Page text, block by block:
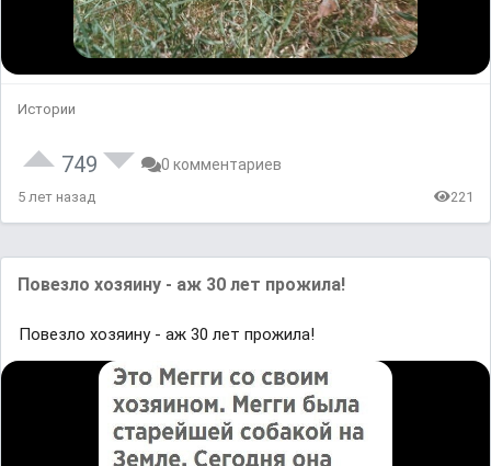
Истории
749 0 комментариев
5 лет назад 221
Повезло хозяину - аж 30 лет прожила!
Повезло хозяину - аж 30 лет прожила!